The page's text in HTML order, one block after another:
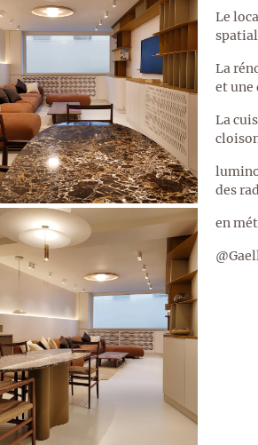
Le
La
et une
La
des
en